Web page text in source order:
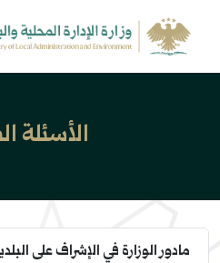
الأسئلة
مادور الوزارة في الإشراف على